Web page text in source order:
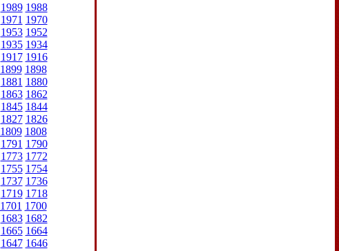
1989 1988
1971 1970
1953 1952
1935 1934
1917 1916
1899 1898
1881 1880
1863 1862
1845 1844
1827 1826
1809 1808
1791 1790
1773 1772
1755 1754
1737 1736
1719 1718
1701 1700
1683 1682
1665 1664
1647 1646